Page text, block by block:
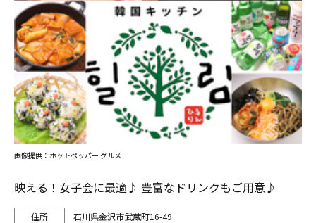
映える！女子会に最適♪ 豊富なドリンクもご用意♪
石川県金沢市武蔵町16-49
画像提供：ホットペッパー グルメ